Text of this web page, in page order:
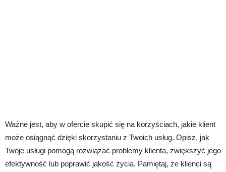
Ważne jest, aby w ofercie skupić się na korzyściach, jakie klient
może osiągnąć dzięki skorzystaniu z Twoich usług. Opisz, jak
Twoje usługi pomogą rozwiązać problemy klienta, zwiększyć jego
efektywność lub poprawić jakość życia. Pamiętaj, że klienci są